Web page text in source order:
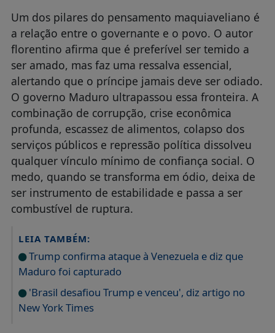
Um dos pilares do pensamento maquiaveliano é
a relação entre o governante e o povo. O autor
florentino afirma que é preferível ser temido a
ser amado, mas faz uma ressalva essencial,
alertando que o príncipe jamais deve ser odiado.
O governo Maduro ultrapassou essa fronteira. A
combinação de corrupção, crise econômica
profunda, escassez de alimentos, colapso dos
serviços públicos e repressão política dissolveu
qualquer vínculo mínimo de confiança social. O
medo, quando se transforma em ódio, deixa de
ser instrumento de estabilidade e passa a ser
combustível de ruptura.
LEIA TAMBÉM:
Trump confirma ataque à Venezuela e diz que
Maduro foi capturado
'Brasil desafiou Trump e venceu', diz artigo no
New York Times